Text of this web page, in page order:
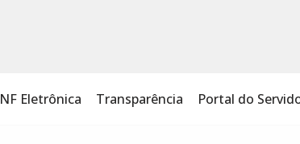
NF Eletrônica Transparência Portal do